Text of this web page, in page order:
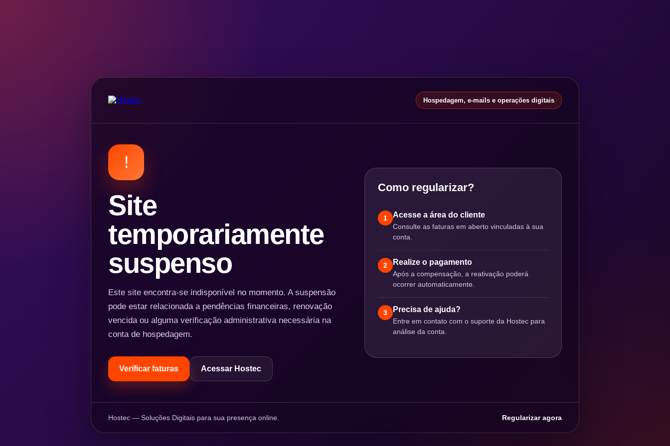
Hospedagem, e-mails e operações digitais
!
Site
temporariamente
suspenso
Este site encontra-se indisponível no momento. A suspensão
pode estar relacionada a pendências financeiras, renovação
vencida ou alguma verificação administrativa necessária na
conta de hospedagem.
Verificar faturas Acessar Hostec
Como regularizar?
1 Acesse a área do cliente
Consulte as faturas em aberto vinculadas à sua
conta.
2 Realize o pagamento
Após a compensação, a reativação poderá
ocorrer automaticamente.
3 Precisa de ajuda?
Entre em contato com o suporte da Hostec para
análise da conta.
Hostec — Soluções Digitais para sua presença online. Regularizar agora